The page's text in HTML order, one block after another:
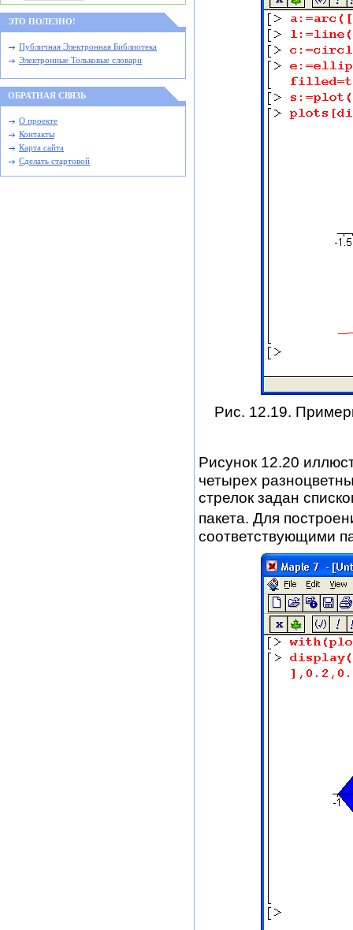
ЭТО ПОЛЕЗНО!
Публичная Электронная Библиотека
Электронные Тольковые словари
ОБРАТНАЯ СВЯЗЬ
О проекте
Контакты
Карта сайта
Сделать стартовой
Рис. 12.19.
Рисунок 12.20
четырех
стрелок задан
пакета. Для
соответствующими